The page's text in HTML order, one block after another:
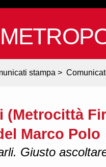
stampa >
(Metrocittà
Marco Polo
Giusto